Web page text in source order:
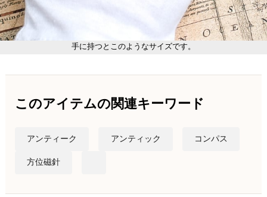
手に持つとこのようなサイズです。
このアイテムの関連キーワード
アンティーク アンティック コンパス
方位磁針